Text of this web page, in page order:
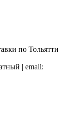
по Тольятти
| email: